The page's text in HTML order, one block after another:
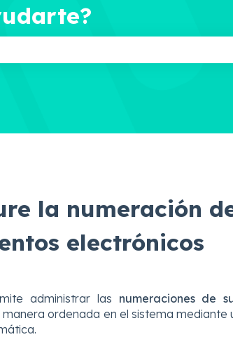
la numeración
electrónicos
administrar las numeraciones de
ordenada en el sistema mediante